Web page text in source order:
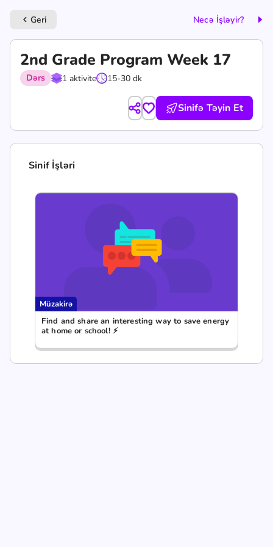
keyboard_arrow_left Geri Necə İşləyir?
2nd Grade Program Week 17
Dərs 1 aktivite 15-30 dk
Sinifə Təyin Et
Sinif İşləri
Müzakirə
Find and share an interesting way to save energy
at home or school! ⚡